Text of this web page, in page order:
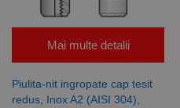
Mai multe detalii
Piulita-nit ingropate cap tesit
redus, Inox A2 (AISI 304),